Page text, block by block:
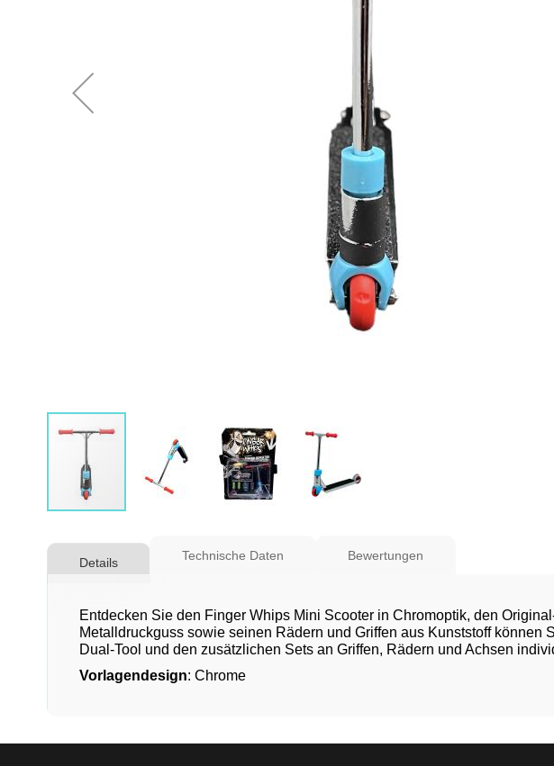
Anfang
springen
Details
Entdecken Sie den Finger Whips Mini Scooter in Chromoptik, den
Metalldruckguss sowie seinen Rädern und Griffen aus Kunststoff
Dual-Tool und den zusätzlichen Sets an Griffen, Rädern und Achsen
Vorlagendesign: Chrome
Technische Daten Bewertungen